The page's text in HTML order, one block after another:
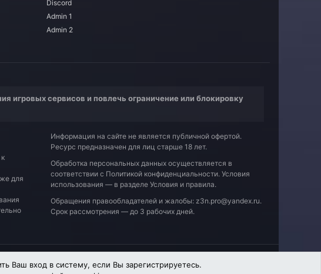
Discord
Admin 1
Admin 2
игровых сервисов и повлечь ограничение или блокировку
для
Информация на сайте не является публичной офертой.
Ресурс предназначен для лиц старше 18 лет.
Обработка персональных данных осуществляется в
соответствии с Политикой конфиденциальности. Условия
использования — в разделе Условия и правила.
Обращения правообладателей и жалобы: z3n.pro@yandex.ru.
Срок рассмотрения — до 3 рабочих дней.
и правила Политика конфиденциальности Помощь
Ваш вход в систему, если Вы зарегистрируетесь.